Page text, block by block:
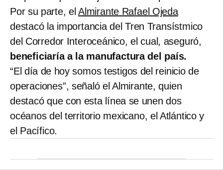
Por su parte, elAlmirante Rafael Ojeda
destacó la importancia del Tren Transístmico
del Corredor Interoceánico, el cual, aseguró,
beneficiaría a la manufactura del país.
“El día de hoy somos testigos del reinicio de
operaciones”, señaló el Almirante, quien
destacó que con esta línea se unen dos
océanos del territorio mexicano, el Atlántico y
el Pacífico.